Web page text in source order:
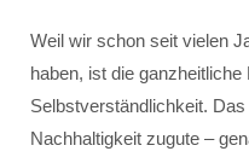
Weil wir schon seit vielen
haben, ist die
Selbstverständlichkeit.
Nachhaltigkeit zugute –